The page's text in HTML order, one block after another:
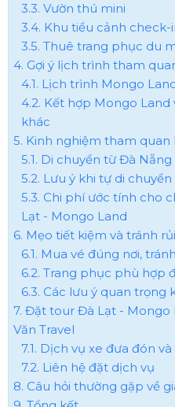
3.3. Vườn thú mini
3.4. Khu tiểu cảnh check-
3.5. Thuê trang phục du
4. Gợi ý lịch trình tham
4.1. Lịch trình Mongo
4.2. Kết hợp Mongo
khác
5. Kinh nghiệm tham
5.1. Di chuyển từ Đà
5.2. Lưu ý khi tự di
5.3. Chi phí ước tính cho
Lạt - Mongo Land
6. Mẹo tiết kiệm và tránh
6.1. Mua vé đúng nơi,
6.2. Trang phục phù hợp
6.3. Các lưu ý quan trọng
7. Đặt tour Đà Lạt - Mongo
Văn Travel
7.1. Dịch vụ xe đưa đón
7.2. Liên hệ đặt dịch vụ
8. Câu hỏi thường gặp về